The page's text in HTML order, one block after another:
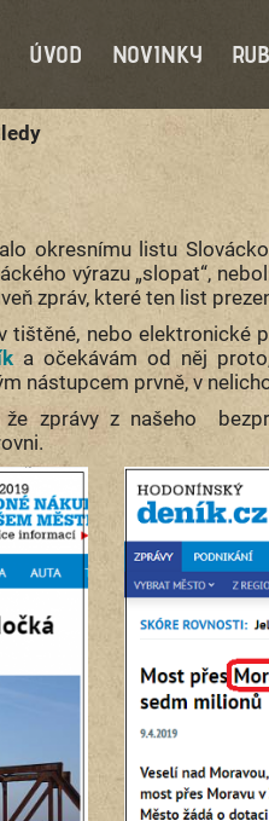
ÚVOD NOVINKY
okresnímu listu
výrazu „slopat“,
zpráv, které ten list
nebo elektronické
a očekávám od něj
nástupcem prvně, v
zprávy z našeho